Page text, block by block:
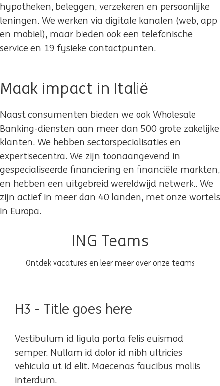
hypotheken, beleggen, verzekeren en persoonlijke
leningen. We werken via digitale kanalen (web, app
en mobiel), maar bieden ook een telefonische
service en 19 fysieke contactpunten.
Maak impact in Italië
Naast consumenten bieden we ook Wholesale
Banking-diensten aan meer dan 500 grote zakelijke
klanten. We hebben sectorspecialisaties en
expertisecentra. We zijn toonaangevend in
gespecialiseerde financiering en financiële markten,
en hebben een uitgebreid wereldwijd netwerk.. We
zijn actief in meer dan 40 landen, met onze wortels
in Europa.
ING Teams
Ontdek vacatures en leer meer over onze teams
H3 - Title goes here
Vestibulum id ligula porta felis euismod
semper. Nullam id dolor id nibh ultricies
vehicula ut id elit. Maecenas faucibus mollis
interdum.